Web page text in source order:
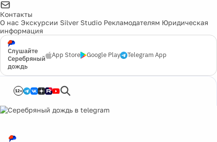
Контакты
О нас Экскурсии Silver Studio Рекламодателям Юридическая
информация
Слушайте
Серебряный
дождь
App Store Google Play Telegram App
12+